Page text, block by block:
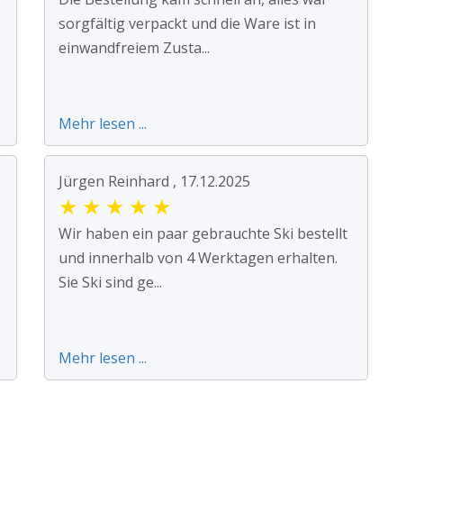
sorgfältig verpackt und die Ware ist in
einwandfreiem Zusta...
Mehr lesen ...
Jürgen Reinhard , 17.12.2025
★ ★ ★ ★ ★
Wir haben ein paar gebrauchte Ski bestellt
und innerhalb von 4 Werktagen erhalten.
Sie Ski sind ge...
Mehr lesen ...